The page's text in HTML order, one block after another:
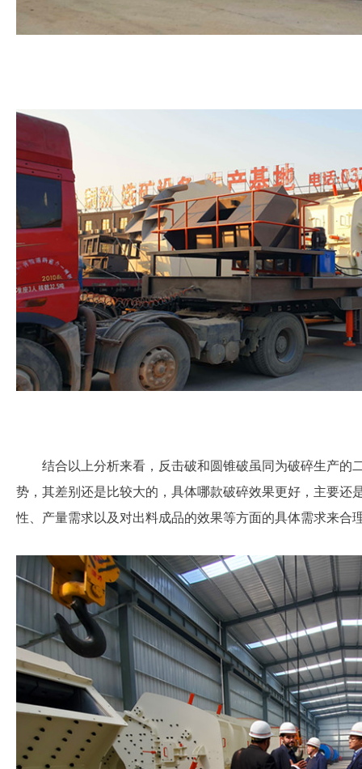
结合以上分析来看，反击破和圆锥破虽同为破碎生产的
势，其差别还是比较大的，具体哪款破碎效果更好，主要还
性、产量需求以及对出料成品的效果等方面的具体需求来合